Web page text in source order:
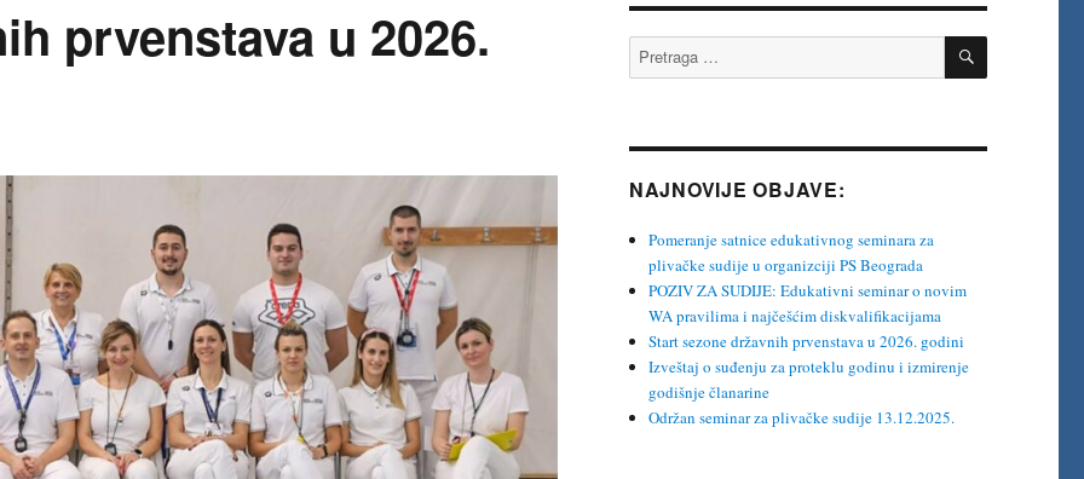
prvenstava u 2026.
Pretraga
za:
PRETRAŽI
NAJNOVIJE OBJAVE:
Pomeranje satnice edukativnog seminara za
plivačke sudije u organizciji PS Beograda
POZIV ZA SUDIJE: Edukativni seminar o novim
WA pravilima i najčešćim diskvalifikacijama
Start sezone državnih prvenstava u 2026. godini
Izveštaj o suđenju za proteklu godinu i izmirenje
godišnje članarine
Održan seminar za plivačke sudije 13.12.2025.